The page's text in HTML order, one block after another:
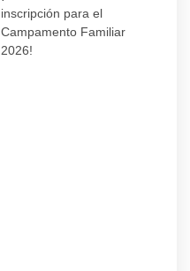
inscripción para el
Campamento Familiar
2026!